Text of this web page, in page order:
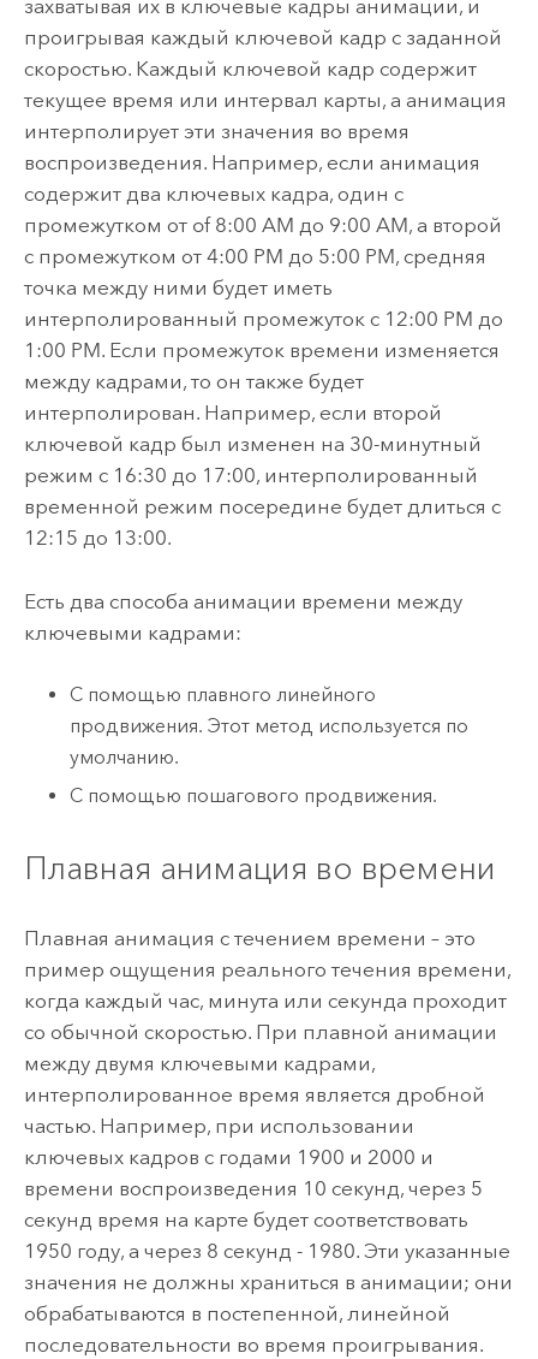
захватывая их в ключевые кадры анимации, и
проигрывая каждый ключевой кадр с заданной
скоростью. Каждый ключевой кадр содержит
текущее время или интервал карты, а анимация
интерполирует эти значения во время
воспроизведения. Например, если анимация
содержит два ключевых кадра, один с
промежутком от of 8:00 AM до 9:00 AM, а второй
с промежутком от 4:00 PM до 5:00 PM, средняя
точка между ними будет иметь
интерполированный промежуток с 12:00 PM до
1:00 PM. Если промежуток времени изменяется
между кадрами, то он также будет
интерполирован. Например, если второй
ключевой кадр был изменен на 30-минутный
режим с 16:30 до 17:00, интерполированный
временной режим посередине будет длиться с
12:15 до 13:00.
Есть два способа анимации времени между
ключевыми кадрами:
С помощью плавного линейного
продвижения. Этот метод используется по
умолчанию.
С помощью пошагового продвижения.
Плавная анимация во времени
Плавная анимация с течением времени – это
пример ощущения реального течения времени,
когда каждый час, минута или секунда проходит
со обычной скоростью. При плавной анимации
между двумя ключевыми кадрами,
интерполированное время является дробной
частью. Например, при использовании
ключевых кадров с годами 1900 и 2000 и
времени воспроизведения 10 секунд, через 5
секунд время на карте будет соответствовать
1950 году, а через 8 секунд - 1980. Эти указанные
значения не должны храниться в анимации; они
обрабатываются в постепенной, линейной
последовательности во время проигрывания.